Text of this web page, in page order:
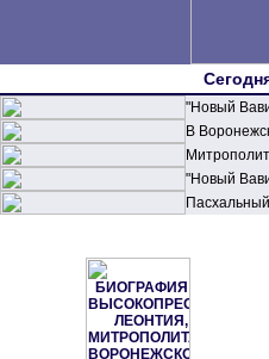
"Новый
В
"Новый